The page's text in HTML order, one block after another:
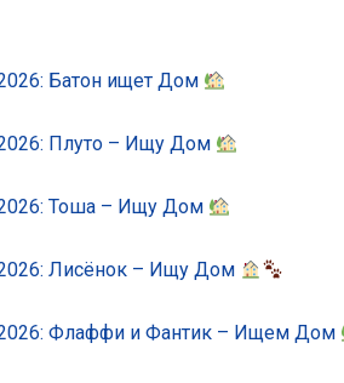
Батон ищет Дом
Плуто – Ищу Дом
Тоша – Ищу Дом
Лисёнок – Ищу Дом
Флаффи и Фантик – Ищем Дом